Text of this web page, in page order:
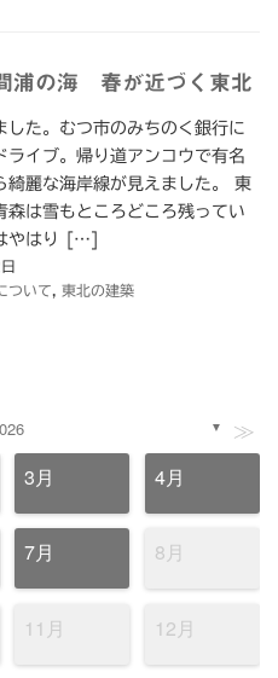
浦の海 春が近づく東北
した。むつ市のみちのく銀行に
ライブ。帰り道アンコウで有名
綺麗な海岸線が見えました。 東
森は雪もところどころ残ってい
やはり […]
ついて 東北の建築
▼ ≫
3月 4月
7月 8月
11月 12月